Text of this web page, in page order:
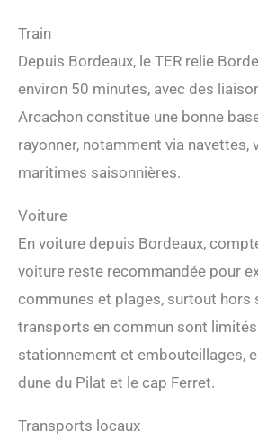
Train
Depuis Bordeaux, le TER relie
environ 50 minutes, avec des
Arcachon constitue une bonne
rayonner, notamment via navettes,
maritimes saisonnières.
Voiture
En voiture depuis Bordeaux,
voiture reste recommandée pour
communes et plages, surtout hors
transports en commun sont
stationnement et embouteillages,
dune du Pilat et le cap Ferret.
Transports locaux